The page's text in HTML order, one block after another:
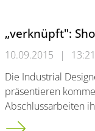
„verknüpft":
10.09.2015 |
Die Industrial
präsentieren
Abschlussarbeiten
„verknüpft":